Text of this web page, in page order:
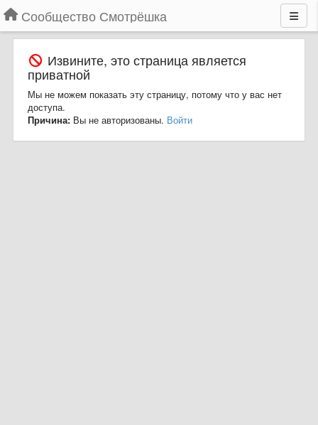
Сообщество Смотрёшка
Извините, это страница является
приватной
Мы не можем показать эту страницу, потому что у вас нет
доступа.
Причина: Вы не авторизованы. Войти